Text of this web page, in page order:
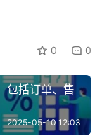
0 0
包括订单、售
2025-05-10 12:03